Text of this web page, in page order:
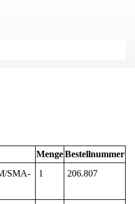
springen
MengeBestellnummer
SMA-
1 206.807